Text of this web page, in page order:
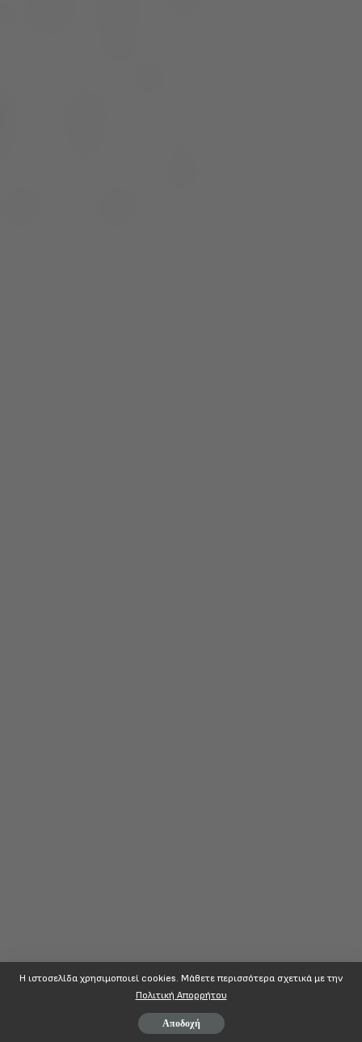
Η ιστοσελίδα χρησιμοποιεί cookies. Mάθετε περισσότερα σχετικά με την
Πολιτική Απορρήτου
Αποδοχή